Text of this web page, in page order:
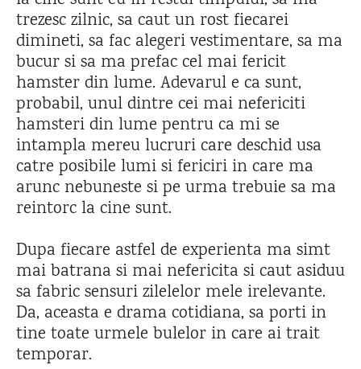
trezesc zilnic, sa caut un rost fiecarei
dimineti, sa fac alegeri vestimentare, sa ma
bucur si sa ma prefac cel mai fericit
hamster din lume. Adevarul e ca sunt,
probabil, unul dintre cei mai nefericiti
hamsteri din lume pentru ca mi se
intampla mereu lucruri care deschid usa
catre posibile lumi si fericiri in care ma
arunc nebuneste si pe urma trebuie sa ma
reintorc la cine sunt.
Dupa fiecare astfel de experienta ma simt
mai batrana si mai nefericita si caut asiduu
sa fabric sensuri zilelelor mele irelevante.
Da, aceasta e drama cotidiana, sa porti in
tine toate urmele bulelor in care ai trait
temporar.